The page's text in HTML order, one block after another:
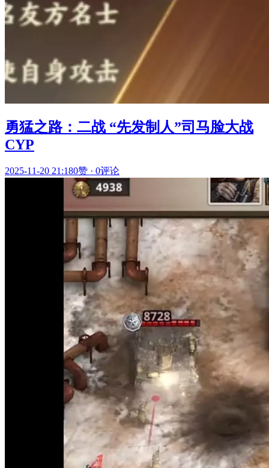
勇猛之路：二战 “先发制人”司马脸大战
CYP
2025-11-20 21:180赞 · 0评论